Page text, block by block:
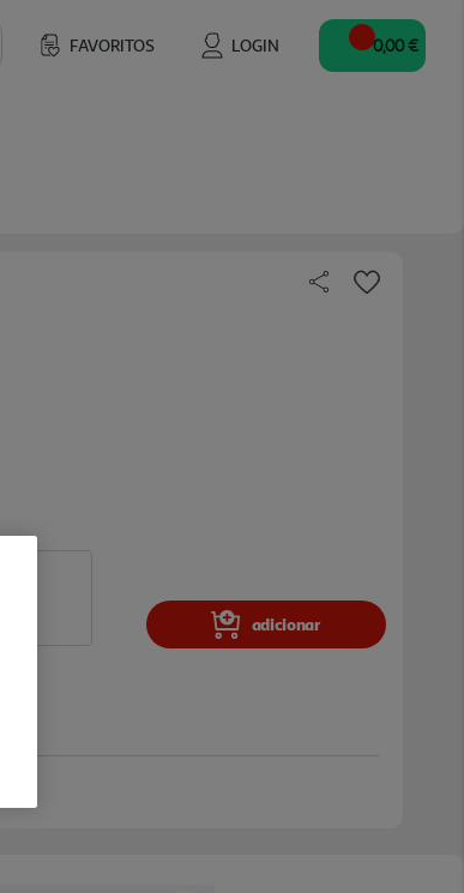
FAVORITOS LOGIN 0,00 €
adicionar